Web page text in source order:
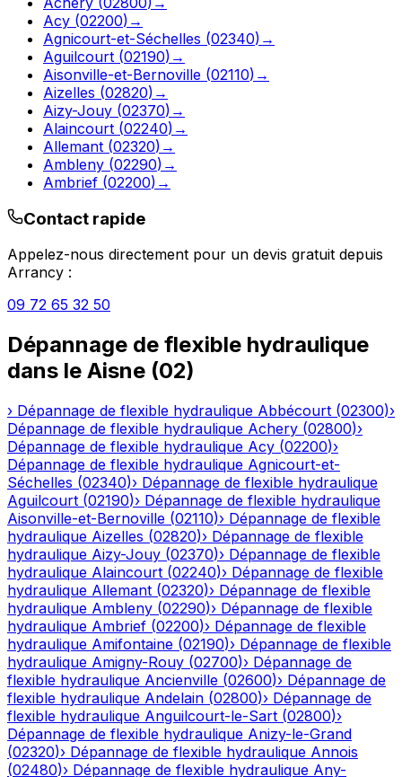
Acy (02200) →
Agnicourt-et-Séchelles (02340) →
Aguilcourt (02190) →
Aisonville-et-Bernoville (02110) →
Aizelles (02820) →
Aizy-Jouy (02370) →
Alaincourt (02240) →
Allemant (02320) →
Ambleny (02290) →
Ambrief (02200) →
Contact rapide
Appelez-nous directement pour un devis gratuit depuis
Arrancy :
09 72 65 32 50
Dépannage de flexible hydraulique
dans le Aisne (02)
› Dépannage de flexible hydraulique Abbécourt (02300)›
Dépannage de flexible hydraulique Achery (02800)›
Dépannage de flexible hydraulique Acy (02200)›
Dépannage de flexible hydraulique Agnicourt-et-
Séchelles (02340)› Dépannage de flexible hydraulique
Aguilcourt (02190)› Dépannage de flexible hydraulique
Aisonville-et-Bernoville (02110)› Dépannage de flexible
hydraulique Aizelles (02820)› Dépannage de flexible
hydraulique Aizy-Jouy (02370)› Dépannage de flexible
hydraulique Alaincourt (02240)› Dépannage de flexible
hydraulique Allemant (02320)› Dépannage de flexible
hydraulique Ambleny (02290)› Dépannage de flexible
hydraulique Ambrief (02200)› Dépannage de flexible
hydraulique Amifontaine (02190)› Dépannage de flexible
hydraulique Amigny-Rouy (02700)› Dépannage de
flexible hydraulique Ancienville (02600)› Dépannage de
flexible hydraulique Andelain (02800)› Dépannage de
flexible hydraulique Anguilcourt-le-Sart (02800)›
Dépannage de flexible hydraulique Anizy-le-Grand
(02320)› Dépannage de flexible hydraulique Annois
(02480)› Dépannage de flexible hydraulique Any-